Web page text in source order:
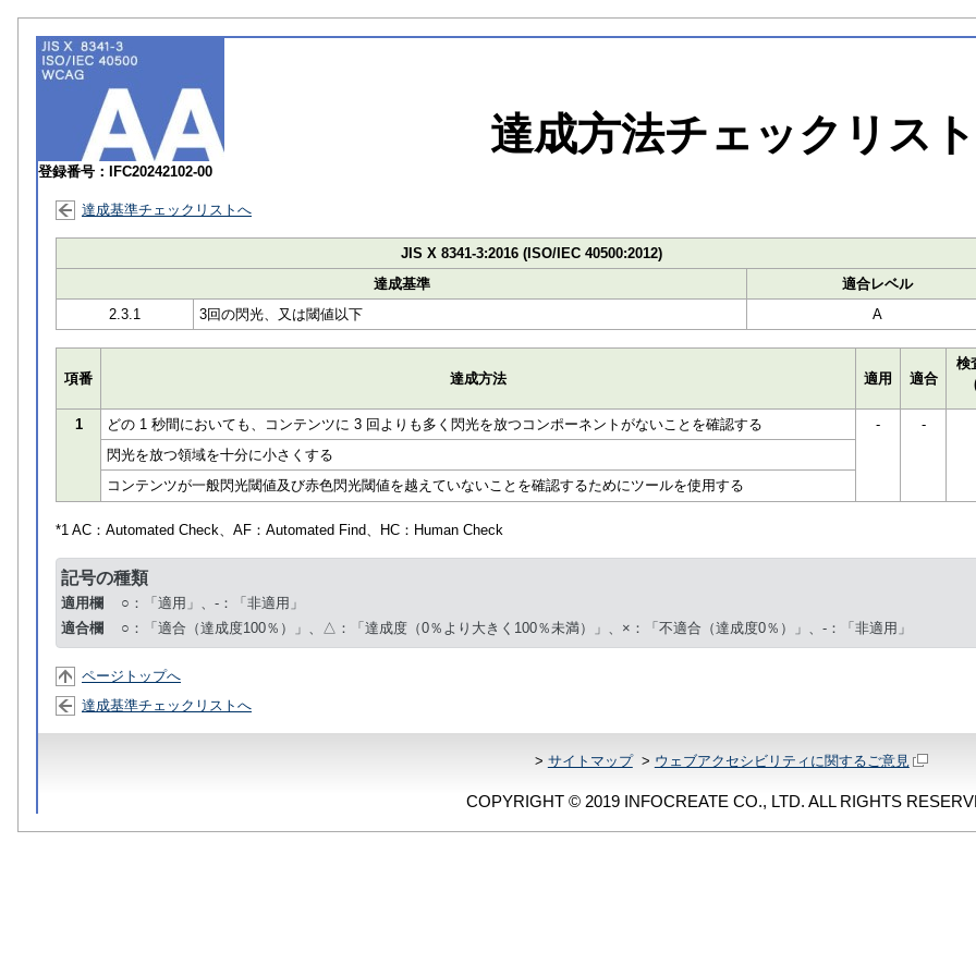
登録番号：IFC20242102-00
達成方法チェックリスト
達成基準チェックリストへ
JIS X 8341-3:2016 (ISO/IEC 40500:2012)
達成基準
適合レベル
2.3.1
3回の閃光、又は閾値以下 A
項番 達成方法 適用 適合
検
1 どの 1 秒間においても、コンテンツに 3 回よりも多く閃光を放つコンポーネントがないことを確認する - -
閃光を放つ領域を十分に小さくする
コンテンツが一般閃光閾値及び赤色閃光閾値を越えていないことを確認するためにツールを使用する
*1 AC： Automated Check、AF： Automated Find、HC： Human Check
記号の種類
適用欄
○：「適用」、-：「非適用」
適合欄
○：「適合（達成度100％）」、△：「達成度（0％より大きく100％未満）」、×：「不適合（達成度0％）」、-：「非適用」
ページトップへ
達成基準チェックリストへ
> サイトマップ> ウェブアクセシビリティに関するご意見
COPYRIGHT © 2019 INFOCREATE CO., LTD. ALL RIGHTS